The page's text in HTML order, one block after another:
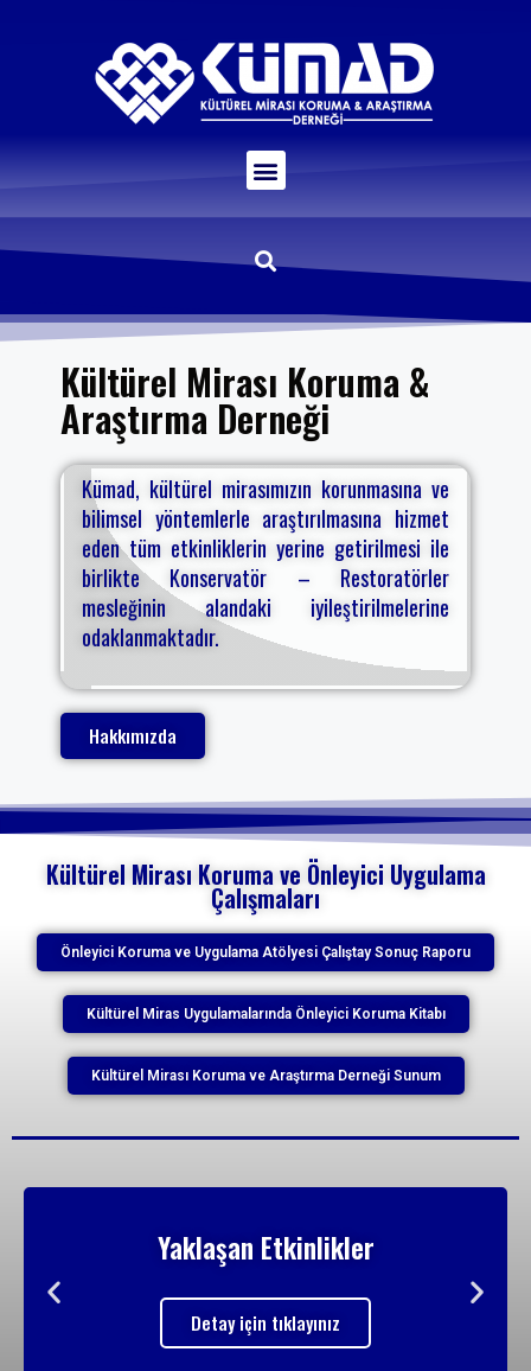
Kültürel Mirası Koruma &
Araştırma Derneği
Kümad, kültürel mirasımızın korunmasına ve
bilimsel yöntemlerle araştırılmasına hizmet
eden tüm etkinliklerin yerine getirilmesi ile
birlikte Konservatör – Restoratörler
mesleğinin alandaki iyileştirilmelerine
odaklanmaktadır.
Hakkımızda
Kültürel Mirası Koruma ve Önleyici Uygulama
Çalışmaları
Önleyici Koruma ve Uygulama Atölyesi Çalıştay Sonuç Raporu
Kültürel Miras Uygulamalarında Önleyici Koruma Kitabı
Kültürel Mirası Koruma ve Araştırma Derneği Sunum
Yaklaşan Etkinlikler
Detay için tıklayınız